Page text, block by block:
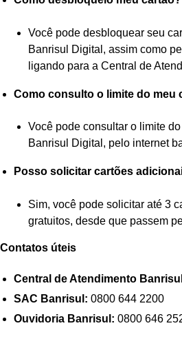
Você pode desbloquear seu
Banrisul Digital, assim como
ligando para a Central de
Como consulto o limite do meu
Você pode consultar o limite
Banrisul Digital, pelo internet
Posso solicitar cartões
Sim, você pode solicitar até 3
gratuitos, desde que passem
Contatos úteis
Central de Atendimento
SAC Banrisul: 0800 644 2200
Ouvidoria Banrisul: 0800 646